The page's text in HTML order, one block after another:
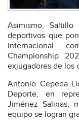
Asimismo,
deportivos que
internacional
Championship
exjugadores de los
Antonio Cepeda
Deporte, en
Jiménez Salinas,
equipo se logran